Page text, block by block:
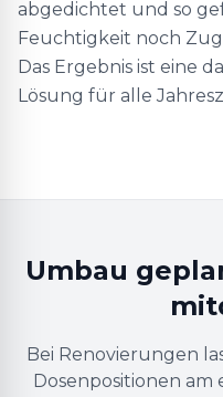
abgedichtet und so
Feuchtigkeit noch
Das Ergebnis ist eine
Lösung für alle
Umbau
Bei Renovierungen
Dosenpositionen am